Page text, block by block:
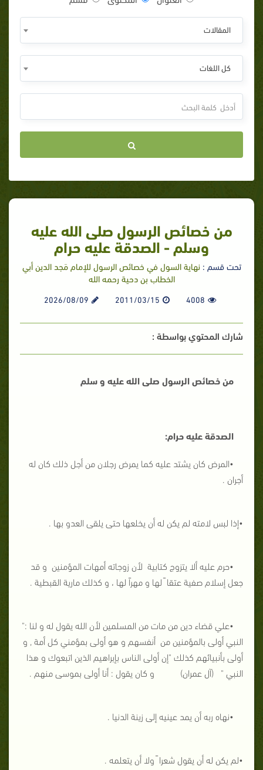
المقالات
كل اللغات
من خصائص الرسول صلى الله عليه
وسلم - الصدقة عليه حرام
تحت قسم : نهاية السول في خصائص الرسول للإمام مَجد الدين أبي
الخطاب بن دحية رحمه الله
4008
2011/03/15
2026/08/09
شارك المحتوي بواسطة :
من خصائص الرسول صلى الله عليه و سلم
الصدقة عليه حرام:
•المرض كان يشتد عليه كما يمرض رجلان من أجل ذلك كان له
أجران .
•إذا لبس لامته لم يكن له أن يخلعها حتى يلقى العدو بها .
•حرم عليه ألا يتزوج كتابية لأن زوجاته أمهات المؤمنين و قد
جعل إسلام صفية عتقا ً لها و مهراً لها ، و كذلك مارية القبطية .
•علي قضاء دين من مات من المسلمين لأن الله يقول له و لنا :"
النبي أولى بالمؤمنين من أنفسهم و هو أولى بمؤمني كل أمة , و
أولى بأنبيائهم كذلك "إن أولى الناس بإبراهيم الذين اتبعوك و هذا
النبي " (آل عمران) و كان يقول : أنا أولى بموسى منهم .
•نهاه ربه أن يمد عينيه إلى زينة الدنيا .
•لم يكن له أن يقول شعرا ً ولا أن يتعلمه .